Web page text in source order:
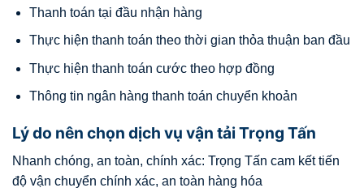
Thanh toán tại đầu nhận hàng
Thực hiện thanh toán theo thời gian thỏa thuận ban đầu
Thực hiện thanh toán cước theo hợp đồng
Thông tin ngân hàng thanh toán chuyển khoản
Lý do nên chọn dịch vụ vận tải Trọng Tấn
Nhanh chóng, an toàn, chính xác: Trọng Tấn cam kết tiến
độ vận chuyển chính xác, an toàn hàng hóa